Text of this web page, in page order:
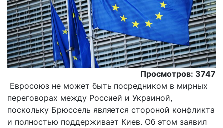
Просмотров: 3747
Евросоюз не может быть посредником в мирных
переговорах между Россией и Украиной,
поскольку Брюссель является стороной конфликта
и полностью поддерживает Киев. Об этом заявил